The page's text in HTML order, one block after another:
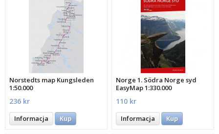
Norstedts map Kungsleden
1:50.000
236 kr
Informacja Kup
Norge 1. Södra Norge syd
EasyMap 1:330.000
110 kr
Informacja Kup